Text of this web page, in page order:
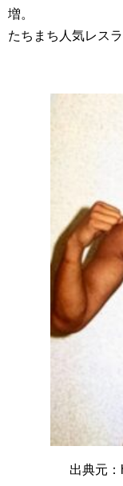
増。
たちまち人気レス
出典元